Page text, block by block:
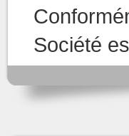
Société